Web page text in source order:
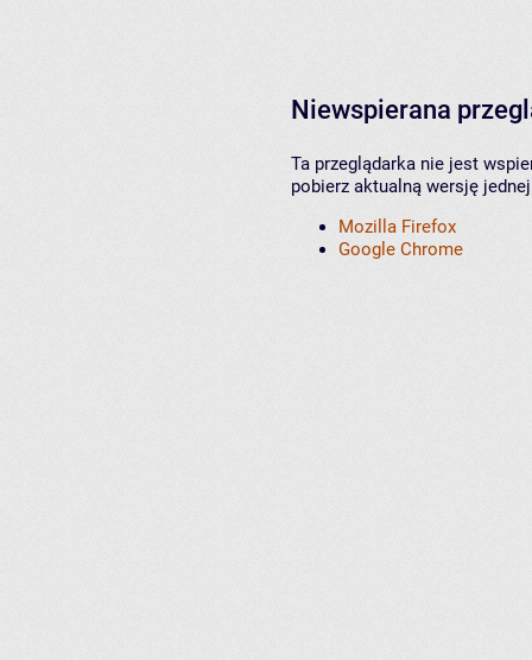
Niewspierana
Ta przeglądarka nie jest
pobierz aktualną wersję
Mozilla Firefox
Google Chrome